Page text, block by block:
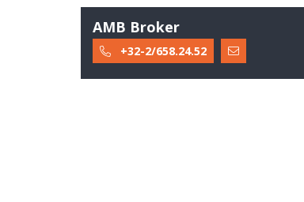
AMB Broker
+32-2/658.24.52